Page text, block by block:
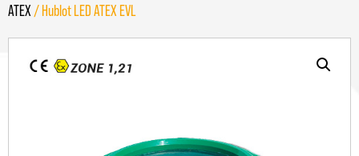
ATEX / Hublot LED ATEX EVL